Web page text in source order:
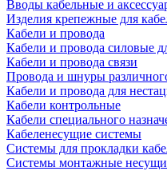
Вводы кабельные и
Изделия крепежные для
Кабели и провода
Кабели и провода силовые
Кабели и провода связи
Провода и шнуры
Кабели и провода для
Кабели контрольные
Кабели специального
Кабеленесущие системы
Системы для прокладки
Системы монтажные